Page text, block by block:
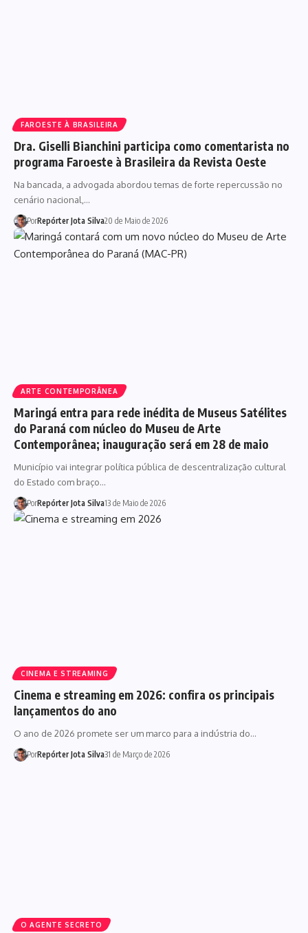
FAROESTE À BRASILEIRA
Dra. Giselli Bianchini participa como comentarista no
programa Faroeste à Brasileira da Revista Oeste
Na bancada, a advogada abordou temas de forte repercussão no
cenário nacional,…
PorRepórter Jota Silva20 de Maio de 2026
ARTE CONTEMPORÂNEA
Maringá entra para rede inédita de Museus Satélites
do Paraná com núcleo do Museu de Arte
Contemporânea; inauguração será em 28 de maio
Município vai integrar política pública de descentralização cultural
do Estado com braço…
PorRepórter Jota Silva13 de Maio de 2026
CINEMA E STREAMING
Cinema e streaming em 2026: confira os principais
lançamentos do ano
O ano de 2026 promete ser um marco para a indústria do…
PorRepórter Jota Silva31 de Março de 2026
O AGENTE SECRETO